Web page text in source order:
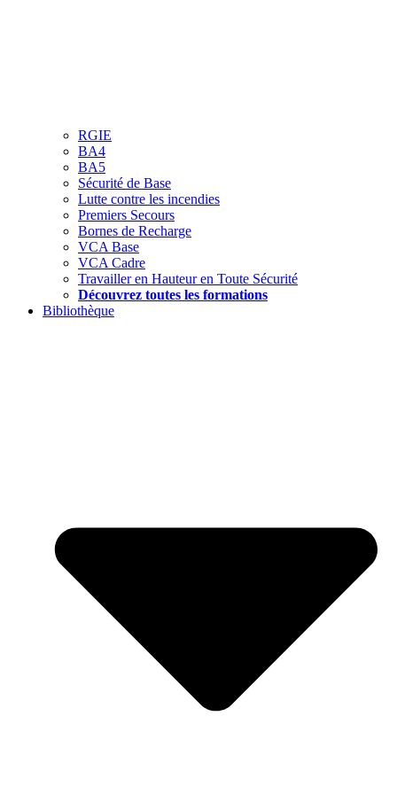
RGIE
BA4
BA5
Sécurité de Base
Lutte contre les incendies
Premiers Secours
Bornes de Recharge
VCA Base
VCA Cadre
Travailler en Hauteur en Toute Sécurité
Découvrez toutes les formations
Bibliothèque